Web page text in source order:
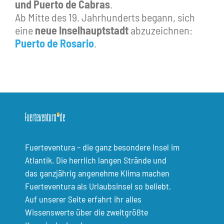
und Puerto de Cabras
Ab Mitte des 19. Jahrhunderts begann, sich
eineneue Inselhauptstadtabzuzeichnen:
Puerto de Rosario
Fuerteventura – die ganz besondere Insel im
Atlantik. Die herrlich langen Strände und
das ganzjährig angenehme Klima machen
Fuerteventura als Urlaubsinsel so beliebt.
Auf unserer Seite erfahrt ihr alles
Wissenswerte über die zweitgrößte